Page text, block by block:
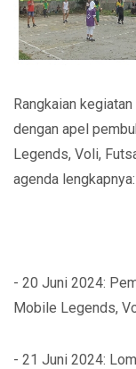
Rangkaian
dengan apel
Legends, Voli,
agenda lengkapnya:
- 20 Juni 2024:
Mobile Legends,
- 21 Juni 2024: